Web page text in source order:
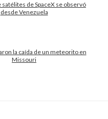
satélites de SpaceX se observó
desde Venezuela
la caída de un meteorito en
Missouri